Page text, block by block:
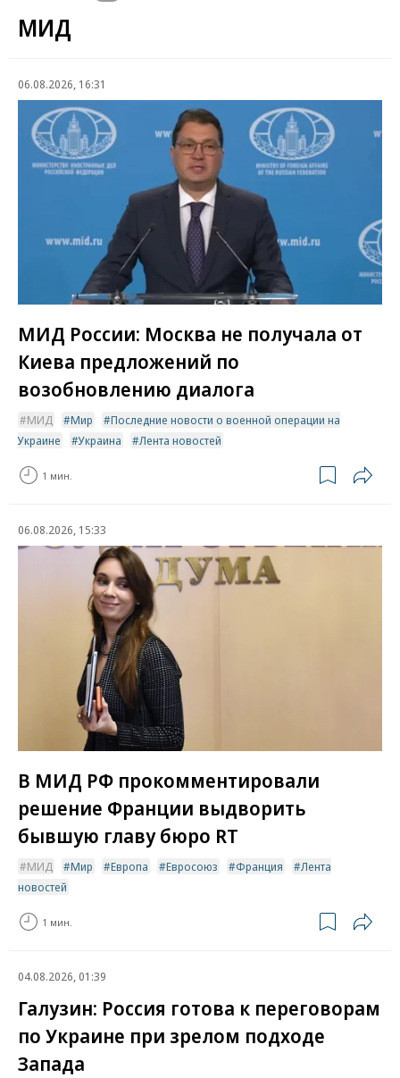
МИД
06.08.2026, 16:31
МИД России: Москва не получала от
Киева предложений по
возобновлению диалога
МИД Мир
Последние новости о военной операции на
Украине
Украина Лента новостей
1 мин.
06.08.2026, 15:33
В МИД РФ прокомментировали
решение Франции выдворить
бывшую главу бюро RT
МИД Мир Европа Евросоюз Франция
Лента
новостей
1 мин.
04.08.2026, 01:39
Галузин: Россия готова к переговорам
по Украине при зрелом подходе
Запада